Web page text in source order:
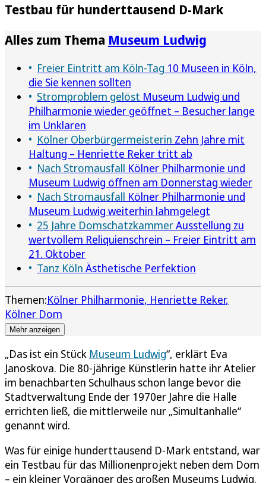
Testbau für hunderttausend D-Mark
Alles zum Thema Museum Ludwig
Freier Eintritt am Köln-Tag 10 Museen in Köln,
die Sie kennen sollten
Stromproblem gelöst Museum Ludwig und
Philharmonie wieder geöffnet – Besucher lange
im Unklaren
Kölner Oberbürgermeisterin Zehn Jahre mit
Haltung – Henriette Reker tritt ab
Nach Stromausfall Kölner Philharmonie und
Museum Ludwig öffnen am Donnerstag wieder
Nach Stromausfall Kölner Philharmonie und
Museum Ludwig weiterhin lahmgelegt
25 Jahre DomschatzkammerAusstellung zu
wertvollem Reliquienschrein – Freier Eintritt am
21. Oktober
Tanz Köln Ästhetische Perfektion
Themen:Kölner Philharmonie Henriette Reker
Kölner Dom
Mehr anzeigen
„Das ist ein Stück Museum Ludwig“, erklärt Eva
Janoskova. Die 80-jährige Künstlerin hatte ihr Atelier
im benachbarten Schulhaus schon lange bevor die
Stadtverwaltung Ende der 1970er Jahre die Halle
errichten ließ, die mittlerweile nur „Simultanhalle“
genannt wird.
Was für einige hunderttausend D-Mark entstand, war
ein Testbau für das Millionenprojekt neben dem Dom
– ein kleiner Vorgänger des großen Museums Ludwig.